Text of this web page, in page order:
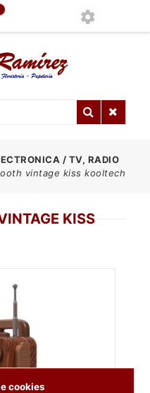
/ TV, RADIO
vintage kiss kooltech
KISS
cookies